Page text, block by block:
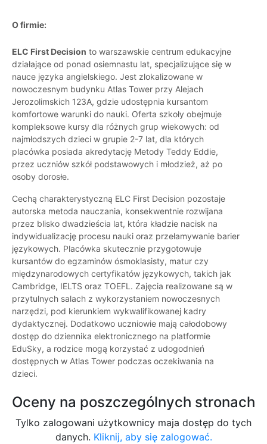
O firmie:
ELC First Decision to warszawskie centrum edukacyjne
działające od ponad osiemnastu lat, specjalizujące się w
nauce języka angielskiego. Jest zlokalizowane w
nowoczesnym budynku Atlas Tower przy Alejach
Jerozolimskich 123A, gdzie udostępnia kursantom
komfortowe warunki do nauki. Oferta szkoły obejmuje
kompleksowe kursy dla różnych grup wiekowych: od
najmłodszych dzieci w grupie 2-7 lat, dla których
placówka posiada akredytację Metody Teddy Eddie,
przez uczniów szkół podstawowych i młodzież, aż po
osoby dorosłe.
Cechą charakterystyczną ELC First Decision pozostaje
autorska metoda nauczania, konsekwentnie rozwijana
przez blisko dwadzieścia lat, która kładzie nacisk na
indywidualizację procesu nauki oraz przełamywanie barier
językowych. Placówka skutecznie przygotowuje
kursantów do egzaminów ósmoklasisty, matur czy
międzynarodowych certyfikatów językowych, takich jak
Cambridge, IELTS oraz TOEFL. Zajęcia realizowane są w
przytulnych salach z wykorzystaniem nowoczesnych
narzędzi, pod kierunkiem wykwalifikowanej kadry
dydaktycznej. Dodatkowo uczniowie mają całodobowy
dostęp do dziennika elektronicznego na platformie
EduSky, a rodzice mogą korzystać z udogodnień
dostępnych w Atlas Tower podczas oczekiwania na
dzieci.
Oceny na poszczególnych stronach
Tylko zalogowani użytkownicy maja dostęp do tych
danych. Kliknij, aby się zalogować.